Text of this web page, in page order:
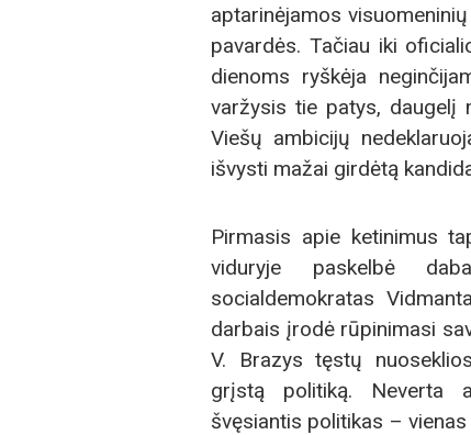
aptarinėjamos
pavardės. Tačiau iki
dienoms ryškėja
varžysis tie patys, daugelį
Viešų ambicijų
išvysti mažai girdėtą
Pirmasis apie ketinimus
viduryje paskelbė
socialdemokratas
darbais įrodė rūpinimasi
V. Brazys tęstų
grįstą politiką. Neverta
švęsiantis politikas –